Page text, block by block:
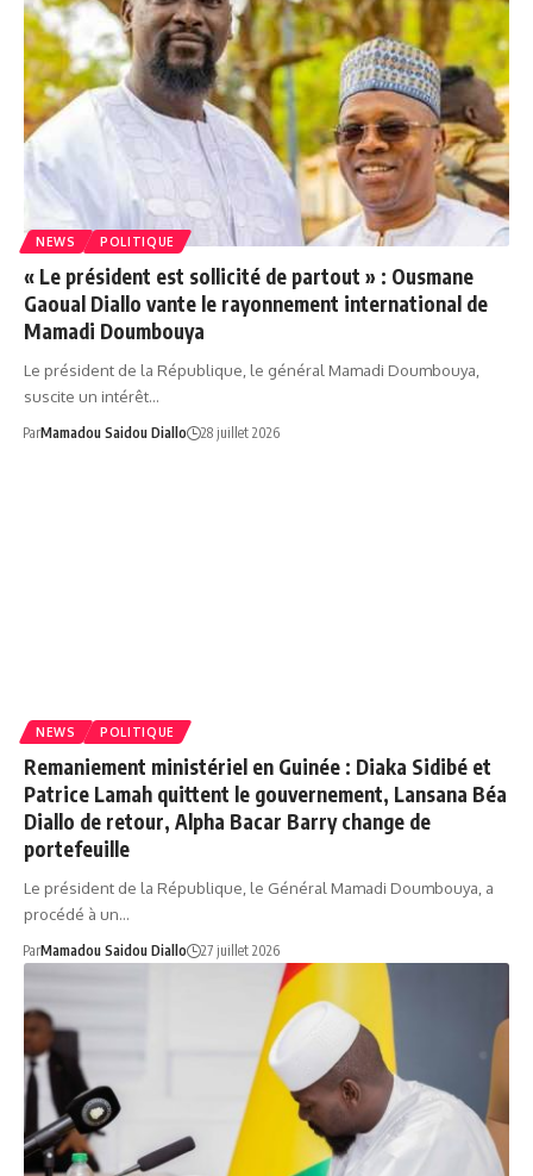
NEWS POLITIQUE
« Le président est sollicité de partout » : Ousmane
Gaoual Diallo vante le rayonnement international de
Mamadi Doumbouya
Le président de la République, le général Mamadi Doumbouya,
suscite un intérêt…
ParMamadou Saidou Diallo 28 juillet 2026
NEWS POLITIQUE
Remaniement ministériel en Guinée : Diaka Sidibé et
Patrice Lamah quittent le gouvernement, Lansana Béa
Diallo de retour, Alpha Bacar Barry change de
portefeuille
Le président de la République, le Général Mamadi Doumbouya, a
procédé à un…
ParMamadou Saidou Diallo 27 juillet 2026